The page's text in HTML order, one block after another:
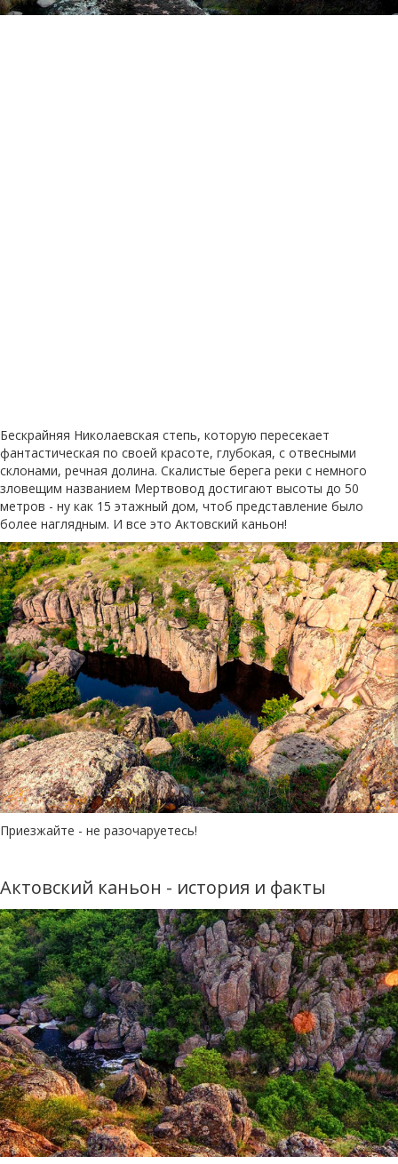
Бескрайняя Николаевская степь, которую пересекает
фантастическая по своей красоте, глубокая, с отвесными
склонами, речная долина. Скалистые берега реки с немного
зловещим названием Мертвовод достигают высоты до 50
метров - ну как 15 этажный дом, чтоб представление было
более наглядным. И все это Актовский каньон!
Приезжайте - не разочаруетесь!
Актовский каньон - история и факты